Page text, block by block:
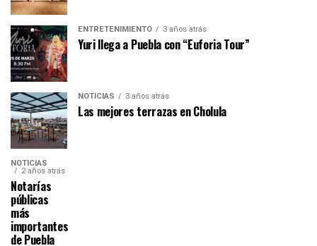
ENTRETENIMIENTO 3 años atrás
Yuri llega a Puebla con “Euforia Tour”
NOTICIAS 3 años atrás
Las mejores terrazas en Cholula
NOTICIAS
2 años atrás
Notarías
públicas
más
importantes
de Puebla